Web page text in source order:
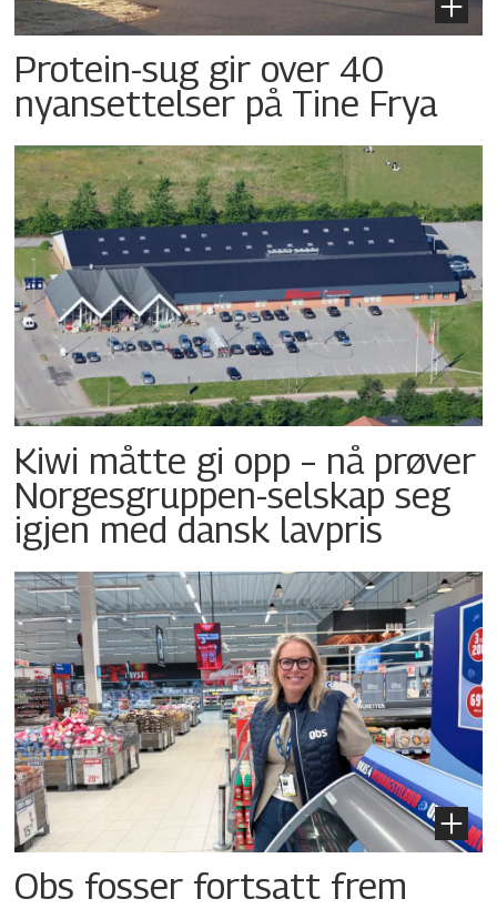
Protein-sug gir over 40
nyansettelser på Tine Frya
Kiwi måtte gi opp – nå prøver
Norgesgruppen-selskap seg
igjen med dansk lavpris
Obs fosser fortsatt frem